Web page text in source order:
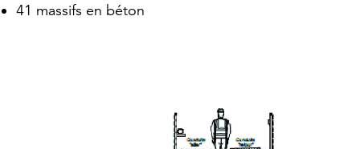
41 massifs en béton